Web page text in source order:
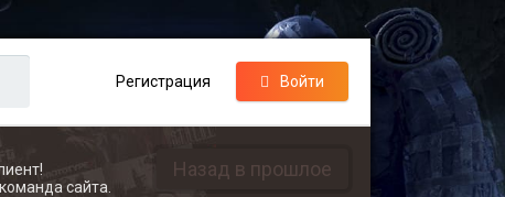
Регистрация Войти
Назад в прошлое
сайта.